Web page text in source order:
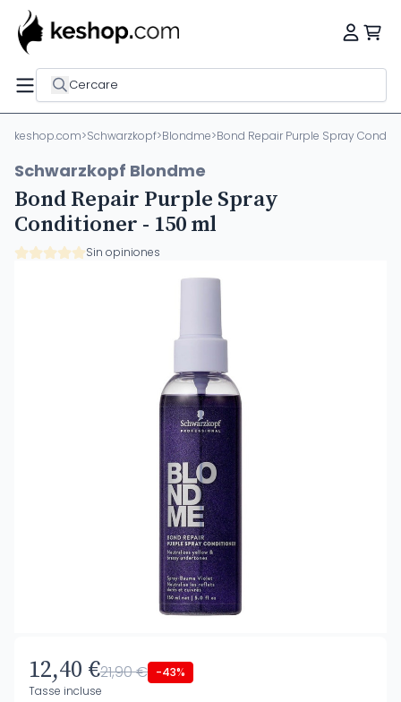
Cercare
keshop.com>Schwarzkopf>Blondme>Bond Repair Purple Spray
Schwarzkopf Blondme
Bond Repair Purple Spray
Conditioner - 150 ml
Sin opiniones
12,40 €21,90 € -43%
Tasse incluse